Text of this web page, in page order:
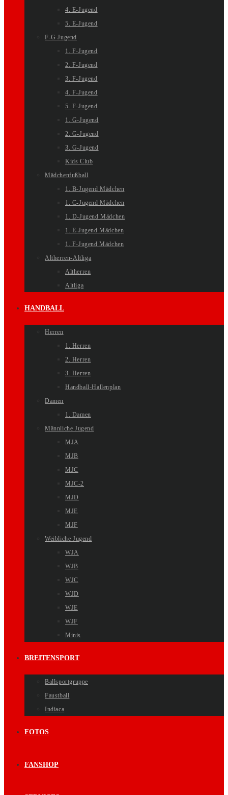
4. E-Jugend
5. E-Jugend
F-G Jugend
1. F-Jugend
2. F-Jugend
3. F-Jugend
4. F-Jugend
5. F-Jugend
1. G-Jugend
2. G-Jugend
3. G-Jugend
Kids Club
Mädchenfußball
1. B-Jugend Mädchen
1. C-Jugend Mädchen
1. D-Jugend Mädchen
1. E-Jugend Mädchen
1. F-Jugend Mädchen
Altherren-Altliga
Altherren
Altliga
HANDBALL
Herren
1. Herren
2. Herren
3. Herren
Handball-Hallenplan
Damen
1. Damen
Männliche Jugend
MJA
MJB
MJC
MJC-2
MJD
MJE
MJF
Weibliche Jugend
WJA
WJB
WJC
WJD
WJE
WJF
Minis
BREITENSPORT
Ballsportgruppe
Faustball
Indiaca
FOTOS
FANSHOP